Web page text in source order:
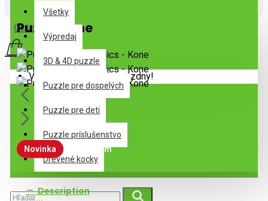
Všetky
Výpredaj
3D & 4D puzzle
Puzzle pre dospelých
Puzzle pre deti
Puzzle príslušenstvo
Drevené kocky
0 ks - 0,00€
Váš nákupný košík je prázdny!
Puzzle Kone
Novinka Skladom
Description